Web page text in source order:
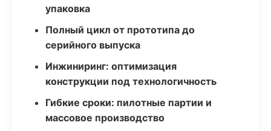
упаковка
Полный цикл от прототипа до
серийного выпуска
Инжиниринг: оптимизация
конструкции под технологичность
Гибкие сроки: пилотные партии и
массовое производство